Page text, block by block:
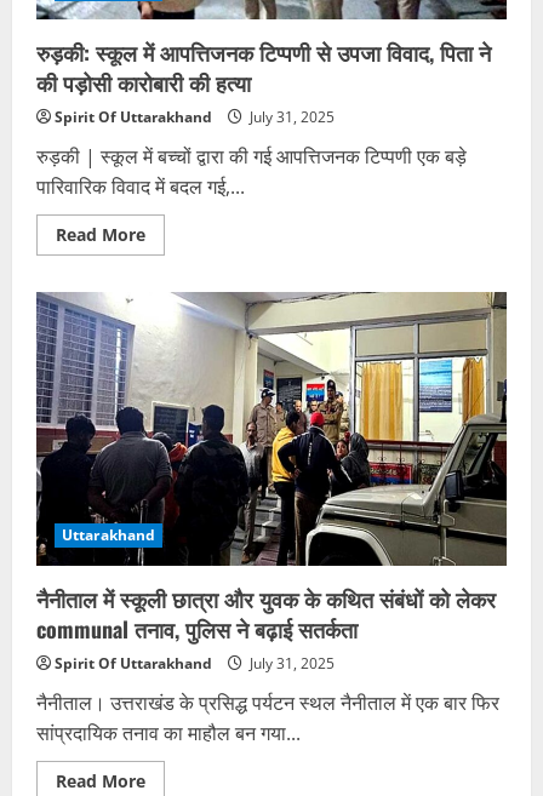
रुड़की: स्कूल में आपत्तिजनक टिप्पणी से उपजा विवाद, पिता ने
की पड़ोसी कारोबारी की हत्या
Spirit Of Uttarakhand July 31, 2025
रुड़की | स्कूल में बच्चों द्वारा की गई आपत्तिजनक टिप्पणी एक बड़े
पारिवारिक विवाद में बदल गई,...
Read MoreRead
more
स्कूल
आपत्तिजनक
टिप्पणी
उपजा
विवाद,
पिता
ने
की
पड़ोसी
कारोबारी
की
हत्या
Uttarakhand
नैनीताल में स्कूली छात्रा और युवक के कथित संबंधों को लेकर
communal तनाव, पुलिस ने बढ़ाई सतर्कता
Spirit Of Uttarakhand July 31, 2025
नैनीताल। उत्तराखंड के प्रसिद्ध पर्यटन स्थल नैनीताल में एक बार फिर
सांप्रदायिक तनाव का माहौल बन गया...
Read MoreRead